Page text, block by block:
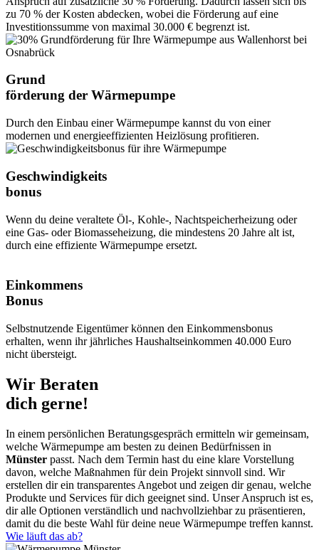
zu 70 % der Kosten abdecken, wobei die Förderung auf eine
Investitionssumme von maximal 30.000 € begrenzt ist.
Grund
förderung der Wärmepumpe
Durch den Einbau einer Wärmepumpe kannst du von einer
modernen und energieeffizienten Heizlösung profitieren.
Geschwindigkeits
bonus
Wenn du deine veraltete Öl-, Kohle-, Nachtspeicherheizung oder
eine Gas- oder Biomasseheizung, die mindestens 20 Jahre alt ist,
durch eine effiziente Wärmepumpe ersetzt.
Einkommens
Bonus
Selbstnutzende Eigentümer können den Einkommensbonus
erhalten, wenn ihr jährliches Haushaltseinkommen 40.000 Euro
nicht übersteigt.
Wir Beraten
dich gerne!
In einem persönlichen Beratungsgespräch ermitteln wir gemeinsam,
welche Wärmepumpe am besten zu deinen Bedürfnissen in
Münster passt. Nach dem Termin hast du eine klare Vorstellung
davon, welche Maßnahmen für dein Projekt sinnvoll sind. Wir
erstellen dir ein transparentes Angebot und zeigen dir genau, welche
Produkte und Services für dich geeignet sind. Unser Anspruch ist es,
dir alle Optionen verständlich und nachvollziehbar zu präsentieren,
damit du die beste Wahl für deine neue Wärmepumpe treffen kannst.
Wie läuft das ab?